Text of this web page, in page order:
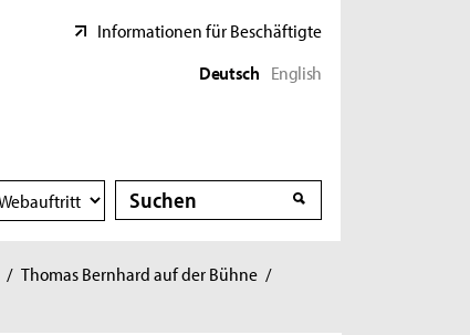
Informationen für Beschäftigte
Deutsch English
Suche
Suche
/ Thomas Bernhard auf der Bühne /